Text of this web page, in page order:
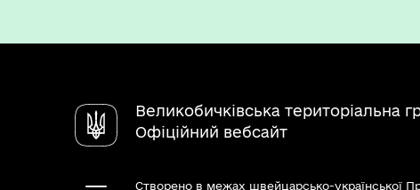
Великобичківська територіальна
Офіційний вебсайт
Створено в межах швейцарсько-української